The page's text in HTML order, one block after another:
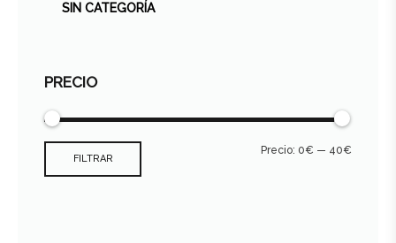
SIN CATEGORÍA
PRECIO
FILTRAR
Precio: 0€ — 40€